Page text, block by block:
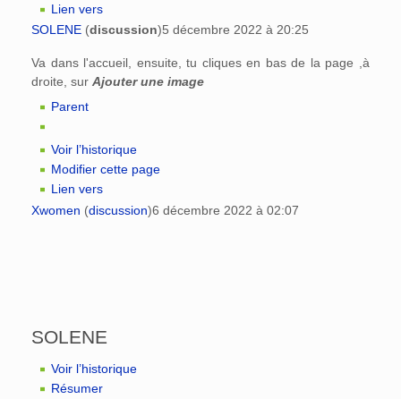
Lien vers
SOLENE (discussion)5 décembre 2022 à 20:25
Va dans l'accueil, ensuite, tu cliques en bas de la page ,à
droite, sur Ajouter une image
Parent
Voir l’historique
Modifier cette page
Lien vers
Xwomen (discussion)6 décembre 2022 à 02:07
SOLENE
Voir l’historique
Résumer